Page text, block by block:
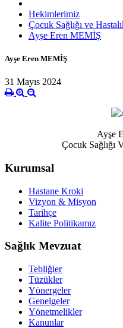
Hekimlerimiz
Çocuk Sağlığı ve
Ayşe Eren MEMİŞ
Ayşe Eren MEMİŞ
31 Mayıs 2024
Ayşe
Çocuk Sağlığı
Kurumsal
Hastane Kroki
Vizyon & Misyon
Tarihçe
Kalite Politikamız
Sağlık Mevzuat
Tebliğler
Tüzükler
Yönergeler
Genelgeler
Yönetmelikler
Kanunlar